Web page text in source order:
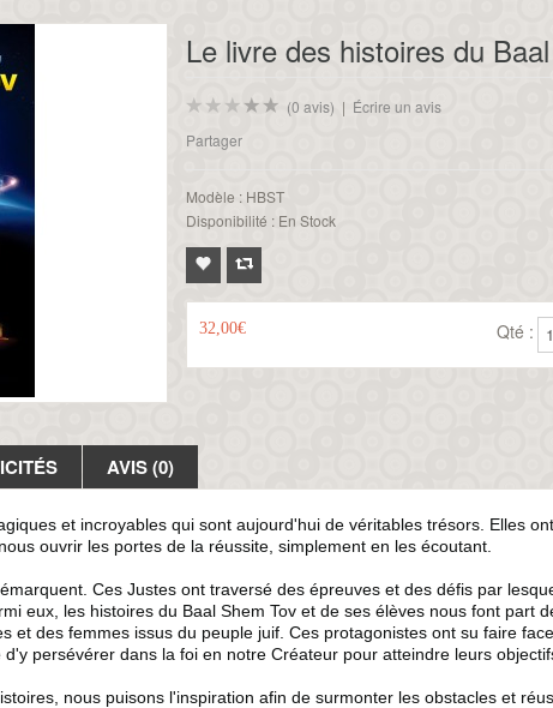
Le livre des histoires du
(0 avis) | Écrire un avis
Partager
Modèle :HBST
Disponibilité :En Stock
32,00€ Qté :
AVIS (0)
et incroyables qui sont aujourd'hui de véritables trésors. Elles
ouvrir les portes de la réussite, simplement en les écoutant.
Ces Justes ont traversé des épreuves et des défis par
eux, les histoires du Baal Shem Tov et de ses élèves nous font part
et des femmes issus du peuple juif. Ces protagonistes ont su faire
persévérer dans la foi en notre Créateur pour atteindre leurs
nous puisons l'inspiration afin de surmonter les obstacles et